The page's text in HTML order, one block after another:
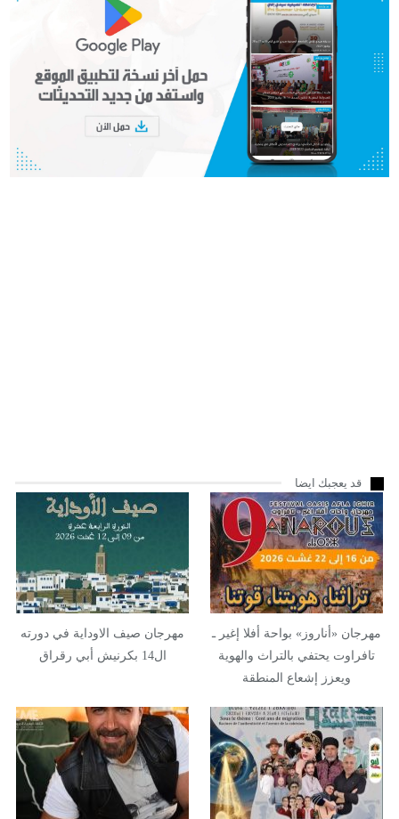
قد يعجبك ايضا
مهرجان «أناروز» بواحة أفلا إغير ـ
تافراوت يحتفي بالتراث والهوية
ويعزز إشعاع المنطقة
مهرجان صيف الاوداية في دورته
ال14 بكرنيش أبي رقراق